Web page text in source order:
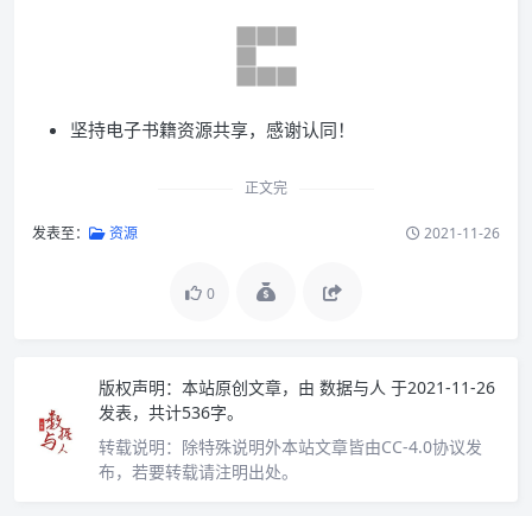
坚持电子书籍资源共享，感谢认同！
正文完
发表至： 资源 2021-11-26
0
版权声明： 本站原创文章，由 数据与人 于2021-11-26
发表，共计536字。
转载说明： 除特殊说明外本站文章皆由CC-4.0协议发
布，若要转载请注明出处。